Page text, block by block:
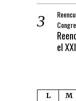
el
L
M